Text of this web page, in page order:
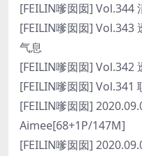
[FEILIN嗲囡囡] Vol.344
[FEILIN嗲囡囡] Vol.343
气息
[FEILIN嗲囡囡] Vol.342
[FEILIN嗲囡囡] Vol.341
[FEILIN嗲囡囡]
Aimee[68+1P/147M]
[FEILIN嗲囡囡]